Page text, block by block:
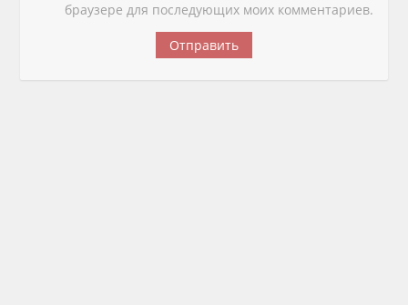
браузере для последующих моих комментариев.